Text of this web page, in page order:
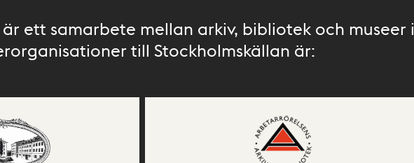
ett samarbete mellan arkiv, bibliotek och museer i
till Stockholmskällan är: